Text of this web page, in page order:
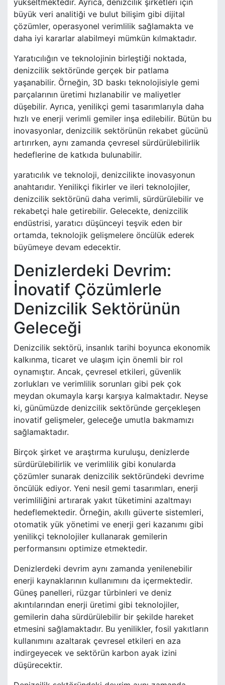
yükseltmektedir. Ayrıca, denizcilik şirketleri için
büyük veri analitiği ve bulut bilişim gibi dijital
çözümler, operasyonel verimlilik sağlamakta ve
daha iyi kararlar alabilmeyi mümkün kılmaktadır.
Yaratıcılığın ve teknolojinin birleştiği noktada,
denizcilik sektöründe gerçek bir patlama
yaşanabilir. Örneğin, 3D baskı teknolojisiyle gemi
parçalarının üretimi hızlanabilir ve maliyetler
düşebilir. Ayrıca, yenilikçi gemi tasarımlarıyla daha
hızlı ve enerji verimli gemiler inşa edilebilir. Bütün bu
inovasyonlar, denizcilik sektörünün rekabet gücünü
artırırken, aynı zamanda çevresel sürdürülebilirlik
hedeflerine de katkıda bulunabilir.
yaratıcılık ve teknoloji, denizcilikte inovasyonun
anahtarıdır. Yenilikçi fikirler ve ileri teknolojiler,
denizcilik sektörünü daha verimli, sürdürülebilir ve
rekabetçi hale getirebilir. Gelecekte, denizcilik
endüstrisi, yaratıcı düşünceyi teşvik eden bir
ortamda, teknolojik gelişmelere öncülük ederek
büyümeye devam edecektir.
Denizlerdeki Devrim:
İnovatif Çözümlerle
Denizcilik Sektörünün
Geleceği
Denizcilik sektörü, insanlık tarihi boyunca ekonomik
kalkınma, ticaret ve ulaşım için önemli bir rol
oynamıştır. Ancak, çevresel etkileri, güvenlik
zorlukları ve verimlilik sorunları gibi pek çok
meydan okumayla karşı karşıya kalmaktadır. Neyse
ki, günümüzde denizcilik sektöründe gerçekleşen
inovatif gelişmeler, geleceğe umutla bakmamızı
sağlamaktadır.
Birçok şirket ve araştırma kuruluşu, denizlerde
sürdürülebilirlik ve verimlilik gibi konularda
çözümler sunarak denizcilik sektöründeki devrime
öncülük ediyor. Yeni nesil gemi tasarımları, enerji
verimliliğini artırarak yakıt tüketimini azaltmayı
hedeflemektedir. Örneğin, akıllı güverte sistemleri,
otomatik yük yönetimi ve enerji geri kazanımı gibi
yenilikçi teknolojiler kullanarak gemilerin
performansını optimize etmektedir.
Denizlerdeki devrim aynı zamanda yenilenebilir
enerji kaynaklarının kullanımını da içermektedir.
Güneş panelleri, rüzgar türbinleri ve deniz
akıntılarından enerji üretimi gibi teknolojiler,
gemilerin daha sürdürülebilir bir şekilde hareket
etmesini sağlamaktadır. Bu yenilikler, fosil yakıtların
kullanımını azaltarak çevresel etkileri en aza
indirgeyecek ve sektörün karbon ayak izini
düşürecektir.